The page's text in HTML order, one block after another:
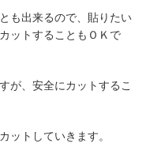
も出来るので、貼りたい
ットすることもＯＫで
が、安全にカットするこ
ットしていきます。